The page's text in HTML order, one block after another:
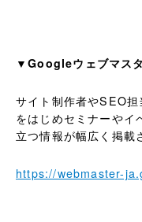
▼Googleウェブマス
サイト制作者やSEO
をはじめセミナーやイ
立つ情報が幅広く掲載
https://webmaster-